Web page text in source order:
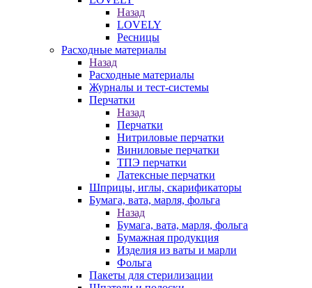
Назад
LOVELY
Ресницы
Расходные материалы
Назад
Расходные материалы
Журналы и тест-системы
Перчатки
Назад
Перчатки
Нитриловые перчатки
Виниловые перчатки
ТПЭ перчатки
Латексные перчатки
Шприцы, иглы, скарификаторы
Бумага, вата, марля, фольга
Назад
Бумага, вата, марля, фольга
Бумажная продукция
Изделия из ваты и марли
Фольга
Пакеты для стерилизации